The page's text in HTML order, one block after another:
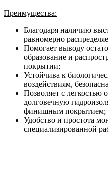
Преимущества:
Благодаря наличию
равномерно
Помогает выводу
образование и
покрытии;
Устойчива к
воздействиям,
Позволяет с легкостью
долговечную
финишным покрытием;
Удобство и простота
специализированной